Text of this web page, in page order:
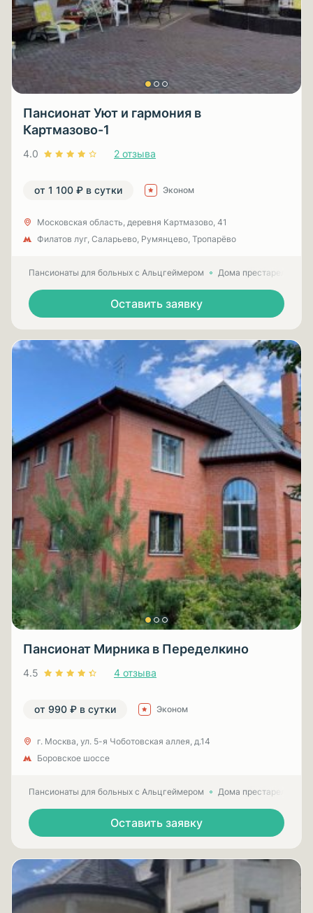
Пансионат Уют и гармония в
Картмазово-1
4.0 2 отзыва
от 1 100 ₽ в сутки Эконом
Московская область, деревня Картмазово, 41
Филатов луг, Саларьево, Румянцево, Тропарёво
Пансионаты для больных с Альцгеймером Дома престарелых
Оставить заявку
Пансионат Мирника в Переделкино
4.5 4 отзыва
от 990 ₽ в сутки Эконом
г. Москва, ул. 5-я Чоботовская аллея, д.14
Боровское шоссе
Пансионаты для больных с Альцгеймером Дома престарелых
Оставить заявку